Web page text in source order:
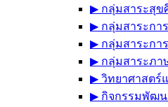
▶︎ กลุ่มสาระสุข
▶︎ กลุ่มสาระกา
▶︎ กลุ่มสาระกา
▶︎ กลุ่มสาระภา
▶︎ วิทยาศาสตร์
▶︎ กิจกรรมพัฒน